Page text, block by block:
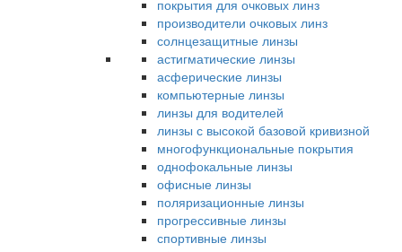
покрытия для очковых линз
производители очковых линз
солнцезащитные линзы
астигматические линзы
асферические линзы
компьютерные линзы
линзы для водителей
линзы с высокой базовой кривизной
многофункциональные покрытия
однофокальные линзы
офисные линзы
поляризационные линзы
прогрессивные линзы
спортивные линзы